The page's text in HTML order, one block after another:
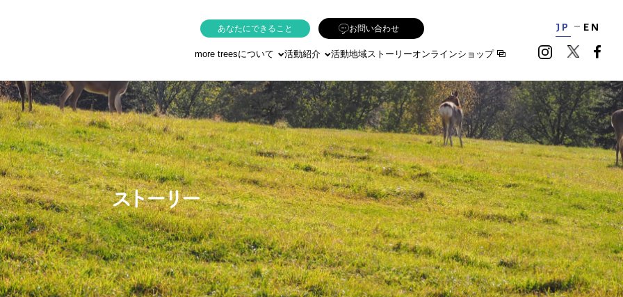
more treesについて 活動紹介 活動地域ストーリーオンラインショップ
あなたにできること お問い合わせ JP EN